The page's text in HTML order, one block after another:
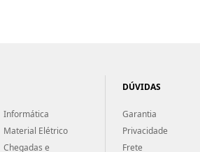
Informática
Material Elétrico
Chegadas e
DÚVIDAS
Garantia
Privacidade
Frete